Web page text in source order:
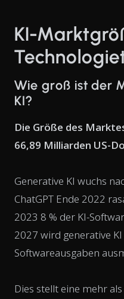
KI-
Wie groß ist der
KI?
Die Größe des
66,89 Milliarden US-
Generative KI wuchs
ChatGPT Ende 2022
2023 8 % der KI-
2027 wird generative
Softwareausgaben
Dies stellt eine mehr